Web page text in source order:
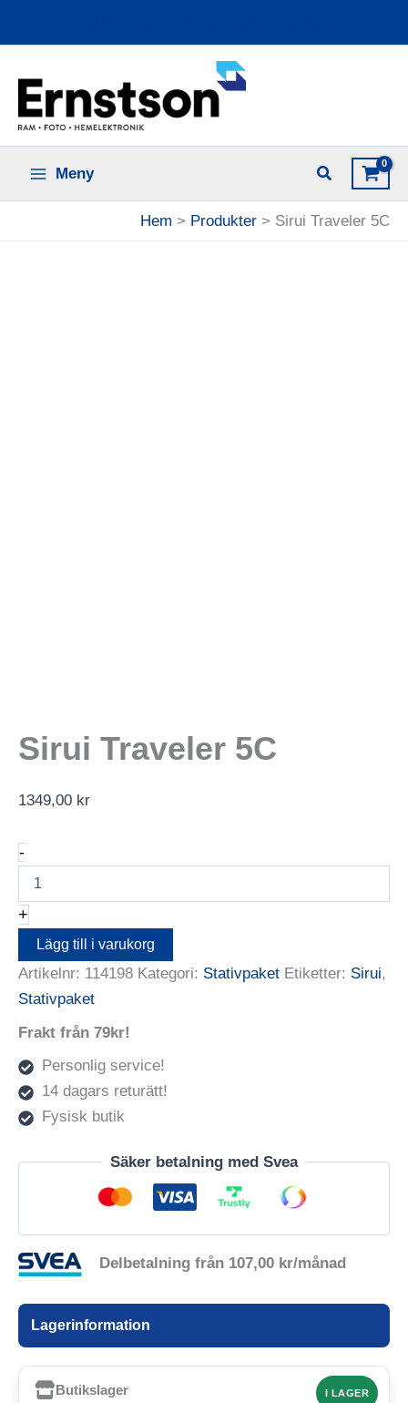
Meny
Hem Produkter Sirui Traveler 5C
Sirui Traveler 5C
1349,00 kr
-Sirui
Traveler
5C
mängd
+
Lägg till i varukorg
Artikelnr: 114198 Kategori: Stativpaket Etiketter: Sirui,
Stativpaket
Frakt från 79kr!
Personlig service!
14 dagars returätt!
Fysisk butik
Säker betalning med Svea
Delbetalning från 107,00 kr/månad
Lagerinformation
Butikslager I LAGER